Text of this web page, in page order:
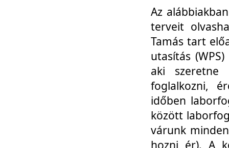
Az
terveit
Tamás tart
utasítás
aki szeretne
foglalkozni,
időben
között
várunk
hozni ér). A